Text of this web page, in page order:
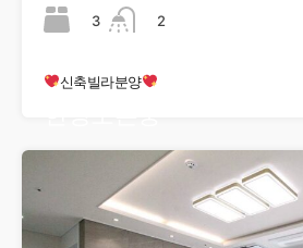
3 2
신축빌라분양